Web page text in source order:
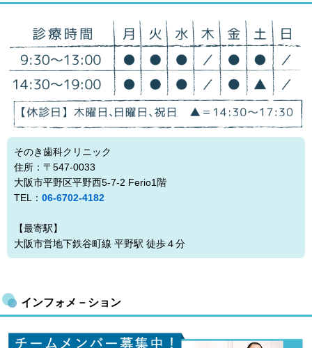
そのき歯科クリニック
住所：〒547-0033
大阪市平野区平野西5-7-2 Ferio1階
TEL： 06-6702-4182
【最寄駅】
大阪市営地下鉄谷町線 平野駅 徒歩４分
インフォメ－ション